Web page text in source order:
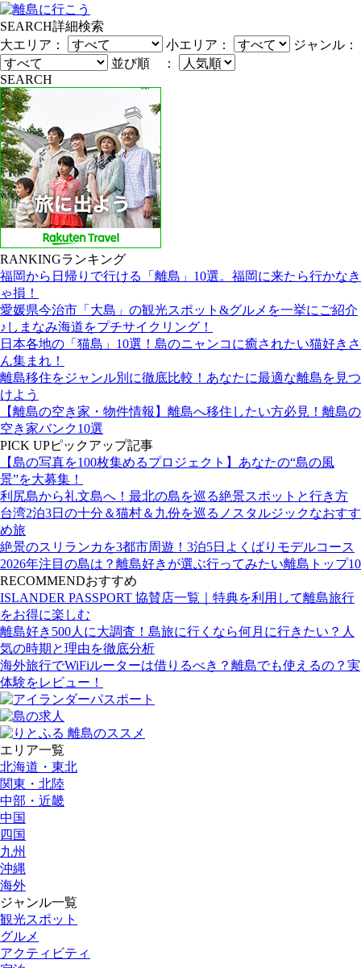
SEARCH詳細検索
大エリア：
小エリア：
ジャンル：
並び順 ：
SEARCH
RANKINGランキング
福岡から日帰りで行ける「離島」10選。福岡に来たら行かなき
ゃ損！
愛媛県今治市「大島」の観光スポット&グルメを一挙にご紹介
♪しまなみ海道をプチサイクリング！
日本各地の「猫島」10選！島のニャンコに癒されたい猫好きさ
ん集まれ！
離島移住をジャンル別に徹底比較！あなたに最適な離島を見つ
けよう
【離島の空き家・物件情報】離島へ移住したい方必見！離島の
空き家バンク10選
PICK UPピックアップ記事
【島の写真を100枚集めるプロジェクト】あなたの“島の風
景”を大募集！
利尻島から礼文島へ！最北の島を巡る絶景スポットと行き方
台湾2泊3日の十分＆猫村＆九份を巡るノスタルジックなおすす
め旅
絶景のスリランカを3都市周遊！3泊5日よくばりモデルコース
2026年注目の島は？離島好きが選ぶ行ってみたい離島トップ10
RECOMMENDおすすめ
ISLANDER PASSPORT 協賛店一覧｜特典を利用して離島旅行
をお得に楽しむ
離島好き500人に大調査！島旅に行くなら何月に行きたい？人
気の時期と理由を徹底分析
海外旅行でWiFiルーターは借りるべき？離島でも使えるの？実
体験をレビュー！
エリア一覧
北海道・東北
関東・北陸
中部・近畿
中国
四国
九州
沖縄
海外
ジャンル一覧
観光スポット
グルメ
アクティビティ